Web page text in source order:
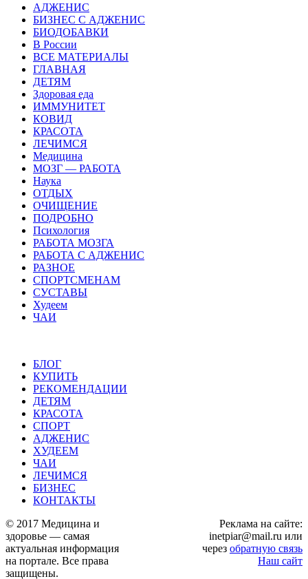
АДЖЕНИС
БИЗНЕС С АДЖЕНИС
БИОДОБАВКИ
В России
ВСЕ МАТЕРИАЛЫ
ГЛАВНАЯ
ДЕТЯМ
Здоровая еда
ИММУНИТЕТ
КОВИД
КРАСОТА
ЛЕЧИМСЯ
Медицина
МОЗГ — РАБОТА
Наука
ОТДЫХ
ОЧИЩЕНИЕ
ПОДРОБНО
Психология
РАБОТА МОЗГА
РАБОТА С АДЖЕНИС
РАЗНОЕ
СПОРТСМЕНАМ
СУСТАВЫ
Худеем
ЧАИ
БЛОГ
КУПИТЬ
РЕКОМЕНДАЦИИ
ДЕТЯМ
КРАСОТА
СПОРТ
АДЖЕНИС
ХУДЕЕМ
ЧАИ
ЛЕЧИМСЯ
БИЗНЕС
КОНТАКТЫ
© 2017 Медицина и
здоровье — самая
актуальная информация
на портале. Все права
защищены.
Реклама на сайте:
inetpiar@mail.ru или
через обратную связь
Наш сайт